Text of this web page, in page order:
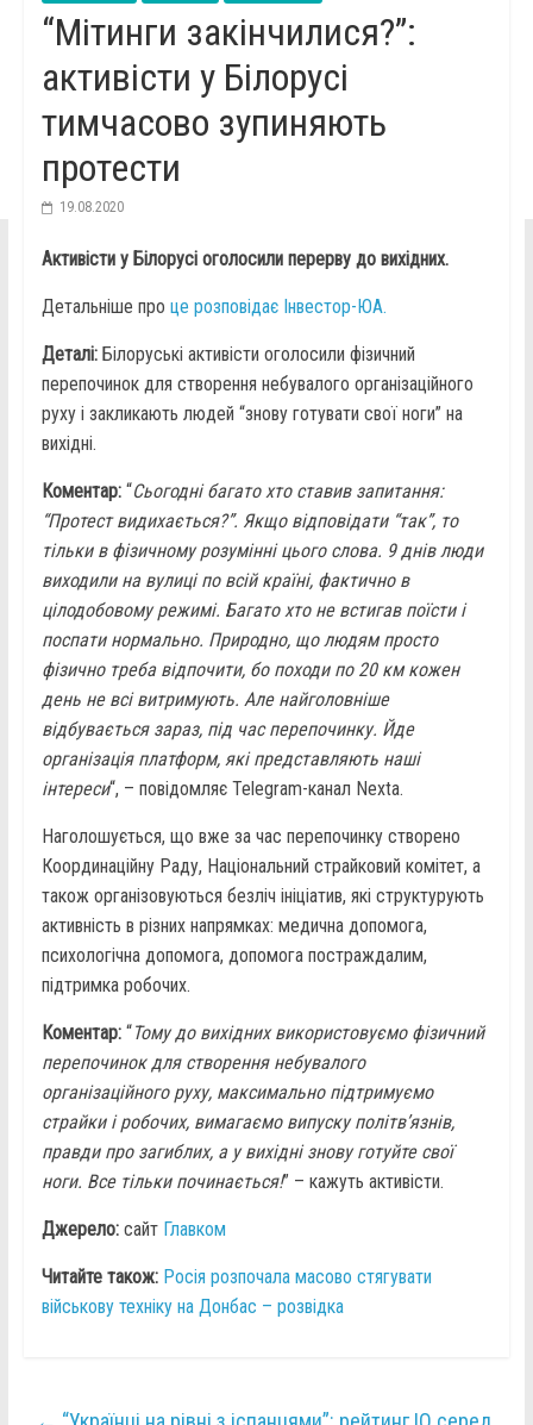
“Мітинги закінчилися?”:
активісти у Білорусі
тимчасово зупиняють
протести
19.08.2020
Активісти у Білорусі оголосили перерву до вихідних.
Детальніше про це розповідає Інвестор-ЮА.
Деталі: Білоруські активісти оголосили фізичний
перепочинок для створення небувалого організаційного
руху і закликають людей “знову готувати свої ноги” на
вихідні.
Коментар: “Сьогодні багато хто ставив запитання:
“Протест видихається?”. Якщо відповідати “так”, то
тільки в фізичному розумінні цього слова. 9 днів люди
виходили на вулиці по всій країні, фактично в
цілодобовому режимі. Багато хто не встигав поїсти і
поспати нормально. Природно, що людям просто
фізично треба відпочити, бо походи по 20 км кожен
день не всі витримують. Але найголовніше
відбувається зараз, під час перепочинку. Йде
організація платформ, які представляють наші
інтереси“, – повідомляє Telegram-канал Nexta.
Наголошується, що вже за час перепочинку створено
Координаційну Раду, Національний страйковий комітет, а
також організовуються безліч ініціатив, які структурують
активність в різних напрямках: медична допомога,
психологічна допомога, допомога постраждалим,
підтримка робочих.
Коментар: “Тому до вихідних використовуємо фізичний
перепочинок для створення небувалого
організаційного руху, максимально підтримуємо
страйки і робочих, вимагаємо випуску політв’язнів,
правди про загиблих, а у вихідні знову готуйте свої
ноги. Все тільки починається!” – кажуть активісти.
Джерело:сайт Главком
Читайте також: Росія розпочала масово стягувати
військову техніку на Донбас – розвідка